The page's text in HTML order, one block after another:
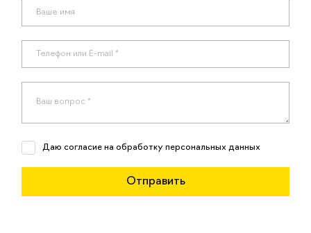
Даю согласие на обработку персональных данных